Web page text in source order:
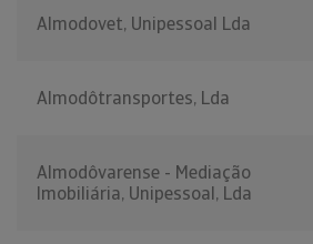
Almodovet, Unipessoal Lda
Almodôtransportes, Lda
Almodôvarense - Mediação
Imobiliária, Unipessoal, Lda